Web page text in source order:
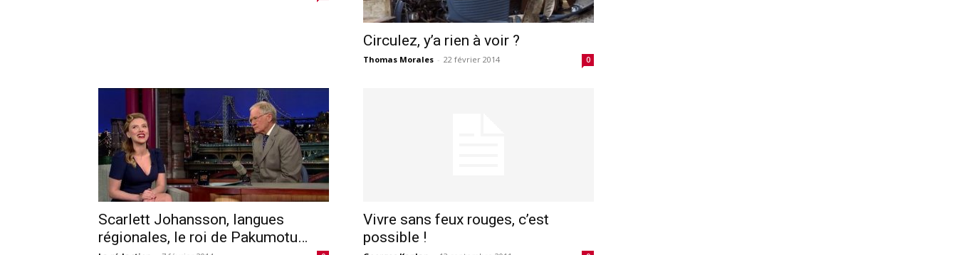
Circulez, y’a rien à voir ?
Thomas Morales - 22 février 2014 0
Scarlett Johansson, langues
régionales, le roi de Pakumotu…
Vivre sans feux rouges, c’est
possible !